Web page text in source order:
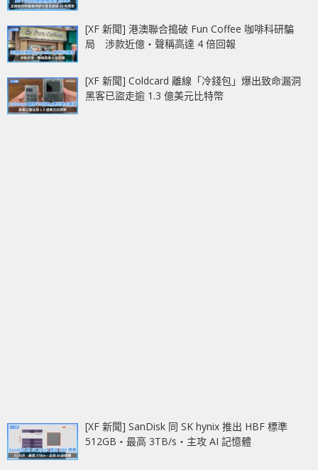
[XF 新聞] 港澳聯合搗破 Fun Coffee 咖啡科研騙
局 涉款近億‧聲稱高達 4 倍回報
[XF 新聞] Coldcard 離線「冷錢包」爆出致命漏洞
黑客已盜走逾 1.3 億美元比特幣
[XF 新聞] SanDisk 同 SK hynix 推出 HBF 標準
512GB‧最高 3TB/s‧主攻 AI 記憶體